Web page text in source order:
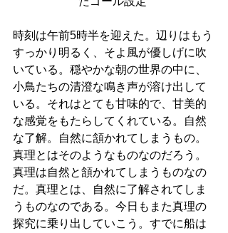
時刻は午前5時半を迎えた。辺りはもう
すっかり明るく、そよ風が優しげに吹
いている。穏やかな朝の世界の中に、
小鳥たちの清澄な鳴き声が溶け出して
いる。それはとても甘味的で、甘美的
な感覚をもたらしてくれている。自然
な了解。自然に頷かれてしまうもの。
真理とはそのようなものなのだろう。
真理は自然と頷かれてしまうものなの
だ。真理とは、自然に了解されてしま
うものなのである。今日もまた真理の
探究に乗り出していこう。すでに船は